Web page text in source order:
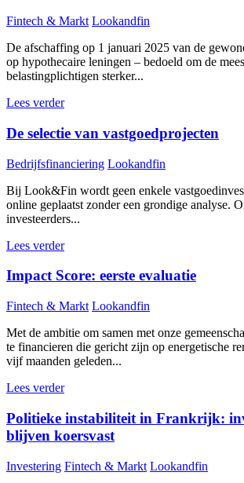
Fintech & Markt Lookandfin
De afschaffing op 1 januari 2025 van de
op hypothecaire leningen – bedoeld om de
belastingplichtigen sterker...
Lees verder
De selectie van vastgoedprojecten
Bedrijfsfinanciering Lookandfin
Bij Look&Fin wordt geen enkele
online geplaatst zonder een grondige analyse.
investeerders...
Lees verder
Impact Score: eerste evaluatie
Fintech & Markt Lookandfin
Met de ambitie om samen met onze
te financieren die gericht zijn op energetische
vijf maanden geleden...
Lees verder
Politieke instabiliteit in Frankrijk:
blijven koersvast
Investering Fintech & Markt Lookandfin